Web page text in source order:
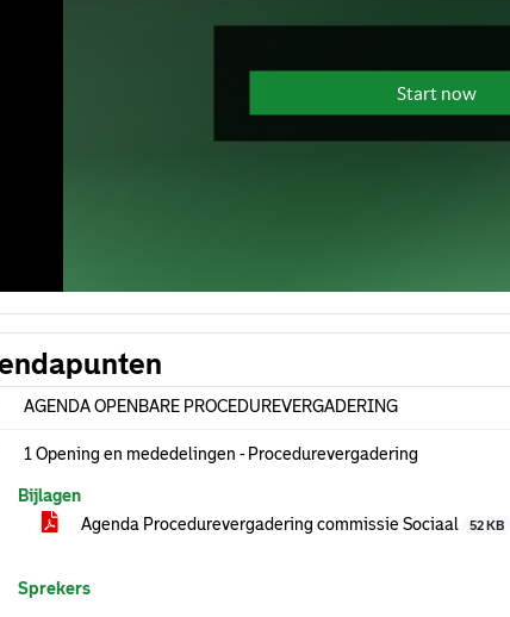
AGENDA OPENBARE PROCEDUREVERGADERING
1 Opening en mededelingen - Procedurevergadering
Bijlagen
Agenda Procedurevergadering commissie Sociaal
52 KB
Sprekers